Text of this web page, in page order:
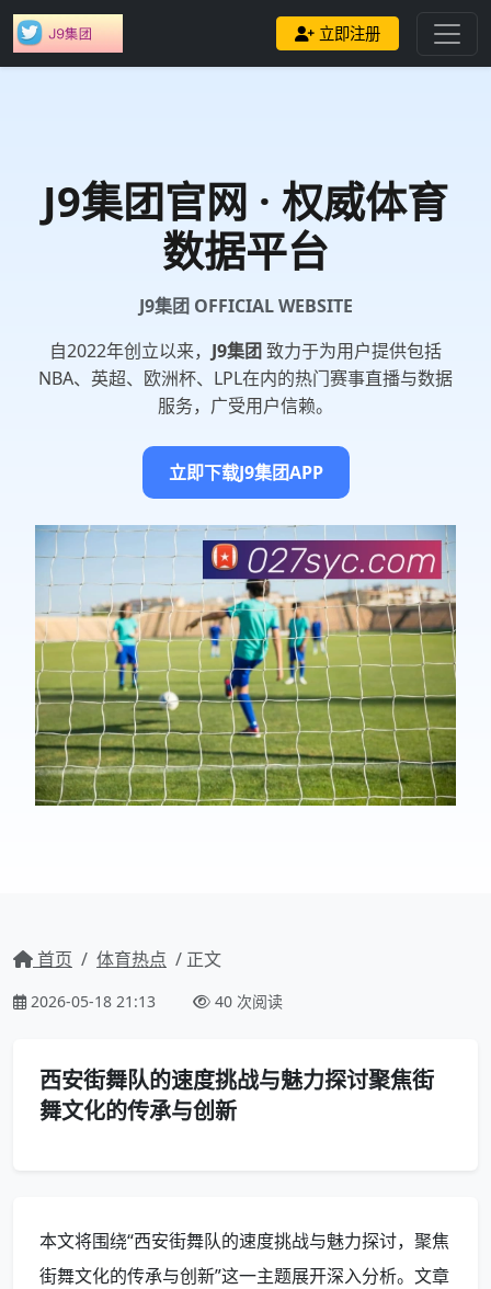
立即注册
J9集团官网 · 权威体育
数据平台
J9集团 OFFICIAL WEBSITE
自2022年创立以来， J9集团 致力于为用户提供包括
NBA、英超、欧洲杯、LPL在内的热门赛事直播与数据
服务，广受用户信赖。
立即下载J9集团APP
首页 / 体育热点 / 正文
2026-05-18 21:13 40 次阅读
西安街舞队的速度挑战与魅力探讨聚焦街
舞文化的传承与创新
本文将围绕“西安街舞队的速度挑战与魅力探讨，聚焦
街舞文化的传承与创新”这一主题展开深入分析。文章